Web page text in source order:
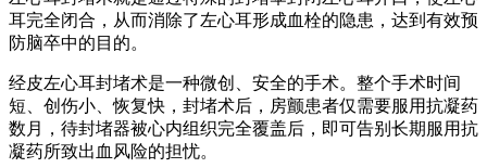
耳完全闭合，从而消除了左心耳形成血栓的隐患，达到有效预
防脑卒中的目的。
经皮左心耳封堵术是一种微创、安全的手术。整个手术时间
短、创伤小、恢复快，封堵术后，房颤患者仅需要服用抗凝药
数月，待封堵器被心内组织完全覆盖后，即可告别长期服用抗
凝药所致出血风险的担忧。